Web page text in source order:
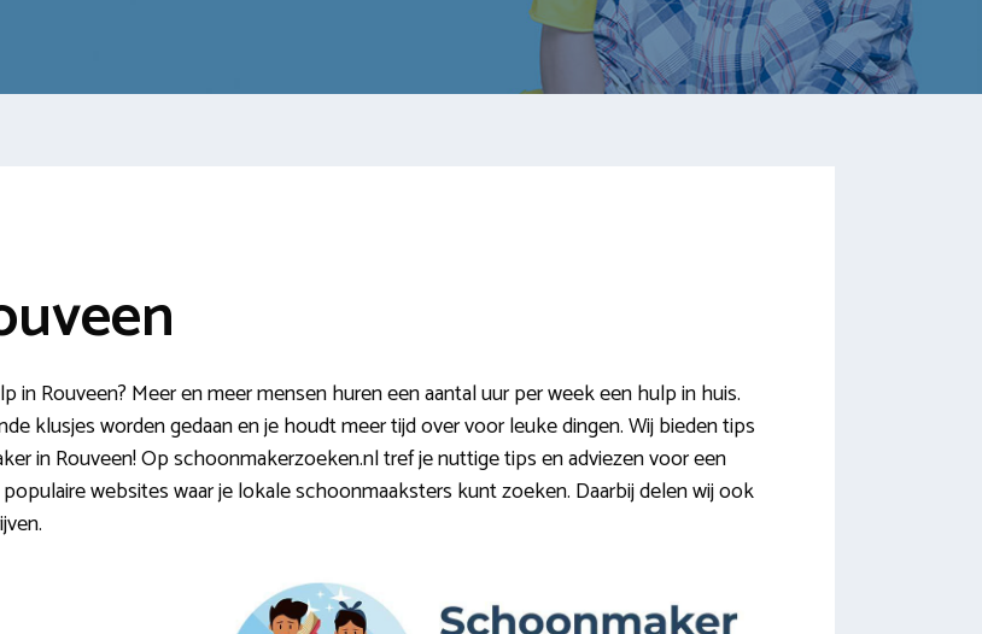
in Rouveen? Meer en meer mensen huren een aantal uur per week een hulp in huis.
klusjes worden gedaan en je houdt meer tijd over voor leuke dingen. Wij bieden tips
in Rouveen! Op schoonmakerzoeken.nl tref je nuttige tips en adviezen voor een
websites waar je lokale schoonmaaksters kunt zoeken. Daarbij delen wij ook